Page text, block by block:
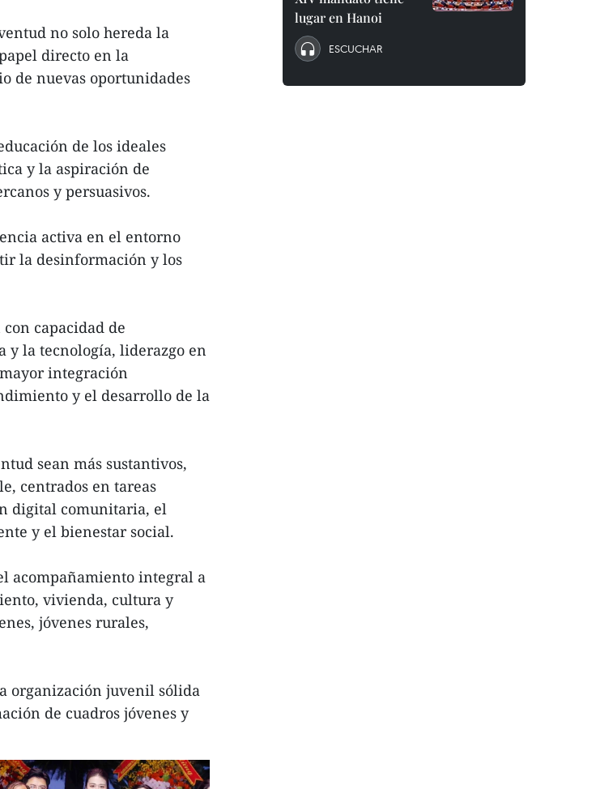
no solo hereda la
directo en la
de nuevas oportunidades
de los ideales
y la aspiración de
y persuasivos.
activa en el entorno
la desinformación y los
capacidad de
y la tecnología, liderazgo en
integración
y el desarrollo de la
sean más sustantivos,
centrados en tareas
digital comunitaria, el
y el bienestar social.
acompañamiento integral a
vivienda, cultura y
jóvenes rurales,
organización juvenil sólida
de cuadros jóvenes y
lugar en Hanoi
ESCUCHAR